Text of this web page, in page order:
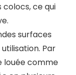
colocs, ce qui
surfaces
Par
louée comme